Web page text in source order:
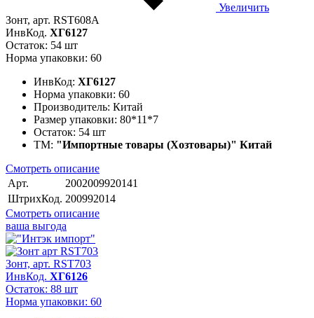
Увеличить
Зонт, арт. RST608A
ИнвКод. ХГ6127
Остаток: 54 шт
Норма упаковки: 60
ИнвКод: ХГ6127
Норма упаковки: 60
Производитель: Китай
Размер упаковки: 80*11*7
Остаток: 54 шт
ТМ: "Импортные товары (Хозтовары)" Китай
Смотреть описание
Арт.
2002009920141
ШтрихКод. 200992014
Смотреть описание
ваша выгода
Зонт, арт. RST703
ИнвКод. ХГ6126
Остаток: 88 шт
Норма упаковки: 60